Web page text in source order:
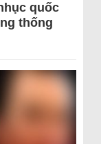
quốc
thống